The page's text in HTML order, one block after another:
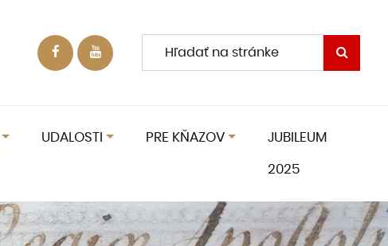
UDALOSTI PRE KŇAZOV JUBILEUM
2025